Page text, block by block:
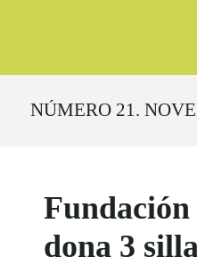
NÚMERO 21.
dona 3